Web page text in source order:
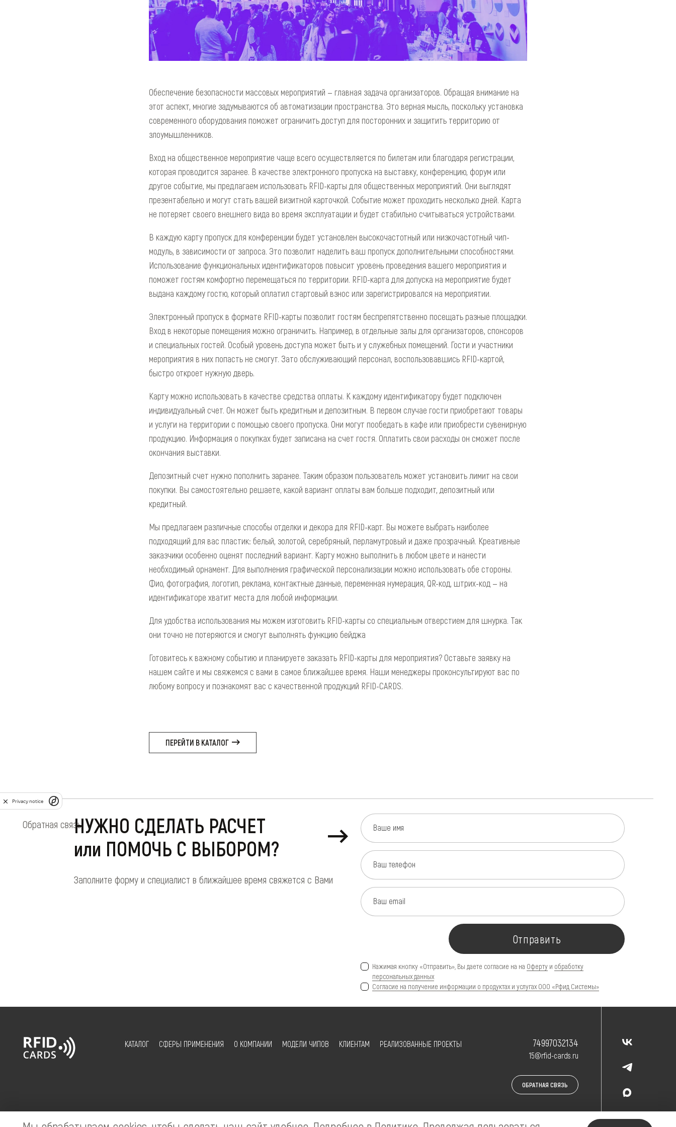
Обеспечение безопасности массовых мероприятий — главная задача организаторов. Обращая внимание на
этот аспект, многие задумываются об автоматизации пространства. Это верная мысль, поскольку установка
современного оборудования поможет ограничить доступ для посторонних и защитить территорию от
злоумышленников.
Вход на общественное мероприятие чаще всего осуществляется по билетам или благодаря регистрации,
которая проводится заранее. В качестве электронного пропуска на выставку, конференцию, форум или
другое событие, мы предлагаем использовать RFID-карты для общественных мероприятий. Они выглядят
презентабельно и могут стать вашей визитной карточкой. Событие может проходить несколько дней. Карта
не потеряет своего внешнего вида во время эксплуатации и будет стабильно считываться устройствами.
В каждую карту пропуск для конференции будет установлен высокочастотный или низкочастотный чип-
модуль, в зависимости от запроса. Это позволит наделить ваш пропуск дополнительными способностями.
Использование функциональных идентификаторов повысит уровень проведения вашего мероприятия и
поможет гостям комфортно перемещаться по территории. RFID-карта для допуска на мероприятие будет
выдана каждому гостю, который оплатил стартовый взнос или зарегистрировался на мероприятии.
Электронный пропуск в формате RFID-карты позволит гостям беспрепятственно посещать разные площадки.
Вход в некоторые помещения можно ограничить. Например, в отдельные залы для организаторов, спонсоров
и специальных гостей. Особый уровень доступа может быть и у служебных помещений. Гости и участники
мероприятия в них попасть не смогут. Зато обслуживающий персонал, воспользовавшись RFID-картой,
быстро откроет нужную дверь.
Карту можно использовать в качестве средства оплаты. К каждому идентификатору будет подключен
индивидуальный счет. Он может быть кредитным и депозитным. В первом случае гости приобретают товары
и услуги на территории с помощью своего пропуска. Они могут пообедать в кафе или приобрести сувенирную
продукцию. Информация о покупках будет записана на счет гостя. Оплатить свои расходы он сможет после
окончания выставки.
Депозитный счет нужно пополнить заранее. Таким образом пользователь может установить лимит на свои
покупки. Вы самостоятельно решаете, какой вариант оплаты вам больше подходит, депозитный или
кредитный.
Мы предлагаем различные способы отделки и декора для RFID-карт. Вы можете выбрать наиболее
подходящий для вас пластик: белый, золотой, серебряный, перламутровый и даже прозрачный. Креативные
заказчики особенно оценят последний вариант. Карту можно выполнить в любом цвете и нанести
необходимый орнамент. Для выполнения графической персонализации можно использовать обе стороны.
Фио, фотография, логотип, реклама, контактные данные, переменная нумерация, QR-код, штрих-код — на
идентификаторе хватит места для любой информации.
Для удобства использования мы можем изготовить RFID-карты со специальным отверстием для шнурка. Так
они точно не потеряются и смогут выполнять функцию бейджа
Готовитесь к важному событию и планируете заказать RFID-карты для мероприятия? Оставьте заявку на
нашем сайте и мы свяжемся с вами в самое ближайшее время. Наши менеджеры проконсультируют вас по
любому вопросу и познакомят вас с качественной продукций RFID-CARDS.
ПЕРЕЙТИ В КАТАЛОГ
Обратная связьНУЖНО СДЕЛАТЬ РАСЧЕТ
или ПОМОЧЬ С ВЫБОРОМ?
Заполните форму и специалист в ближайшее время свяжется с Вами
Ваше имя
Ваш телефон
Ваш email
Отправить
Нажимая кнопку «Отправить», Вы даете согласие на на Оферту и обработку
персональных данных
Согласие на получение информации о продуктах и услугах ООО «Рфид Системы»
КАТАЛОГ СФЕРЫ ПРИМЕНЕНИЯ О КОМПАНИИ МОДЕЛИ ЧИПОВ КЛИЕНТАМ РЕАЛИЗОВАННЫЕ ПРОЕКТЫ 74997032134
15@rfid-cards.ru
ОБРАТНАЯ СВЯЗЬ
Privacy notice